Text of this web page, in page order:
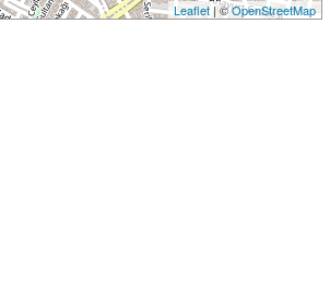
Leaflet| ©OpenStreetMap